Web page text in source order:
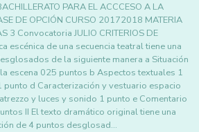
PARA EL ACCCESO A LA
DE OPCIÓN CURSO 20172018 MATERIA
3 Convocatoria JULIO CRITERIOS DE
escénica de una secuencia teatral tiene una
de la siguiente manera a Situación
escena 025 puntos b Aspectos textuales 1
punto d Caracterización y vestuario espacio
y luces y sonido 1 punto e Comentario
II El texto dramático original tiene una
de 4 puntos desglosad…